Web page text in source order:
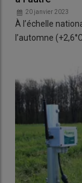
20 janvier 2023
À l’échelle
l’automne